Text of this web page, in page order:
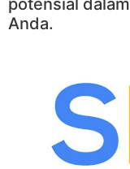
potensial
Anda.